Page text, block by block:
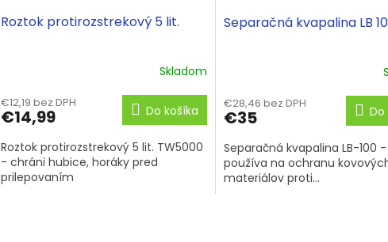
Roztok protirozstrekový 5 lit.
Skladom
€12,19 bez DPH
€14,99 Do košíka
Roztok protirozstrekový 5 lit. TW5000
- chráni hubice, horáky pred
prilepovaním
Separačná kvapalina LB
€28,46 bez DPH
€35 Do
Separačná kvapalina LB-100
používa na ochranu
materiálov proti...